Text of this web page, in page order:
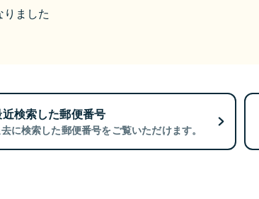
ました
検索した郵便番号
に検索した郵便番号をご覧いただけます。